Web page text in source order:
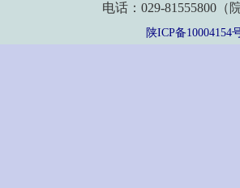
电话：029-81555800（
陕ICP备10004154